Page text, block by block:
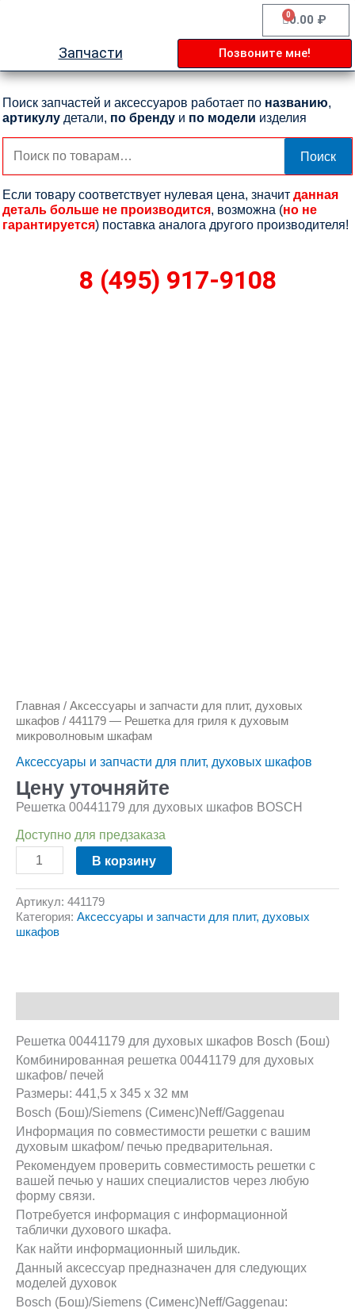
0.00 ₽
0
Cart
Запчасти Позвоните мне!
Поиск запчастей и аксессуаров работает по названию,
артикулу детали, по бренду и по модели изделия
Искать:
Поиск
Если товару соответствует нулевая цена, значит данная
деталь больше не производится, возможна (но не
гарантируется) поставка аналога другого производителя!
8 (495) 917-9108
Главная / Аксессуары и запчасти для плит, духовых
шкафов / 441179 — Решетка для гриля к духовым
микроволновым шкафам
Аксессуары и запчасти для плит, духовых шкафов
Цену уточняйте
Решетка 00441179 для духовых шкафов BOSCH
Доступно для предзаказа
В корзину
Артикул: 441179
Категория: Аксессуары и запчасти для плит, духовых
шкафов
Решетка 00441179 для духовых шкафов Bosch (Бош)
Комбинированная решетка 00441179 для духовых
шкафов/ печей
Размеры: 441,5 x 345 x 32 мм
Bosch (Бош)/Siemens (Сименс)Neff/Gaggenau
Информация по совместимости решетки с вашим
духовым шкафом/ печью предварительная.
Рекомендуем проверить совместимость решетки с
вашей печью у наших специалистов через любую
форму связи.
Потребуется информация с информационной
таблички духового шкафа.
Как найти информационный шильдик.
Данный аксессуар предназначен для следующих
моделей духовок
Bosch (Бош)/Siemens (Сименс)Neff/Gaggenau: